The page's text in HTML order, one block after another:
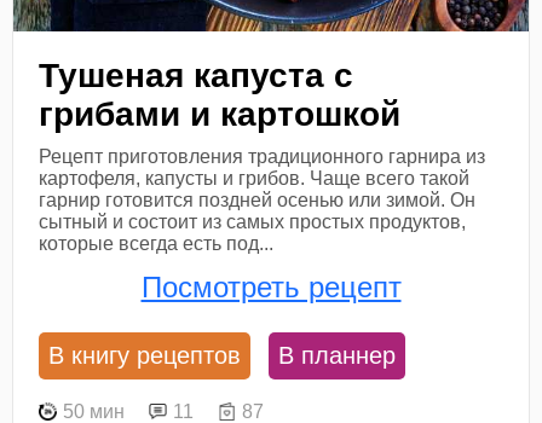
Тушеная капуста с
грибами и картошкой
Рецепт приготовления традиционного гарнира из
картофеля, капусты и грибов. Чаще всего такой
гарнир готовится поздней осенью или зимой. Он
сытный и состоит из самых простых продуктов,
которые всегда есть под...
Посмотреть рецепт
В книгу рецептов В планнер
50 мин 11 87